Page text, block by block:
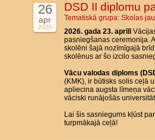
26
apr
2026
DSD II diplomu
Tematiskā grupa: Skolas
2026. gada 23. aprīlī
pasniegšanas ceremonija.
skolēni šajā nozīmīgajā
skolēnus ar šo izcilo
Vācu valodas diploms
(KMK), ir būtisks solis ceļā
apliecina augsta līmeņa
vāciski runājošās
Lai šis sasniegums kļūst
turpmākajā ceļā!